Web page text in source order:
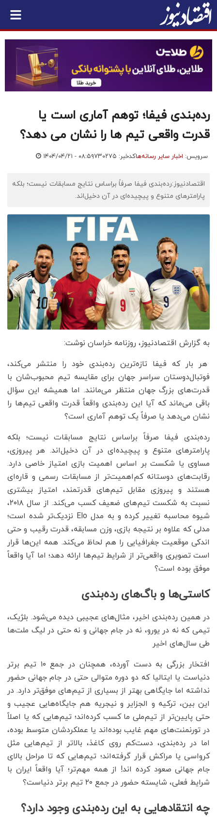
رده‌بندی فیفا؛ توهم آماری است یا
قدرت واقعی تیم ها را نشان می دهد؟
سرویس: اخبار سایر رسانه‌هاکدخبر: ۷۳۰۲۷۵ ۱۴۰۴/۰۴/۲۱ - ۰۸:۵۹
اقتصادنیوز:رده‌بندی فیفا صرفاً براساس نتایج مسابقات نیست؛ بلکه
پارامترهای متنوع و پیچیده‌ای در آن دخیل‌اند.
به گزارش اقتصادنیوز، روزنامه خراسان نوشت:
هر بار که فیفا تازه‌ترین رده‌بندی خود را منتشر می‌کند،
فوتبال‌دوستان سراسر جهان برای مقایسه تیم محبوب‌شان با
قدرت‌های بزرگ جهان منتظر می‌مانند. اما همیشه این سؤال
باقی می‌ماند که آیا این رده‌بندی واقعاً قدرت واقعی تیم‌ها را
نشان می‌دهد یا صرفاً یک توهم آماری است؟
رده‌بندی فیفا صرفاً براساس نتایج مسابقات نیست؛ بلکه
پارامترهای متنوع و پیچیده‌ای در آن دخیل‌اند. هر پیروزی،
مساوی یا شکست بر اساس اهمیت بازی امتیاز خاصی دارد.
رقابت‌های دوستانه کم‌اهمیت‌تر از مسابقات رسمی و قاره‌ای
هستند و پیروزی مقابل تیم‌های قدرتمند، امتیاز بیشتری
نسبت به شکست تیم‌های ضعیف کسب می‌کند. از سال ۲۰۱۸،
شیوه محاسبه تغییر کرده و به مدل Elo نزدیک‌تر شده است؛
مدلی که علاوه بر نتیجه بازی، وزن مسابقه، قدرت رقیب و حتی
اندکی موقعیت جغرافیایی را هم لحاظ می‌کند. همه این‌ها قرار
است تصویری واقعی‌تر از شرایط تیم‌ها ارائه دهد؛ اما آیا واقعاً
موفق بوده است؟
کاستی‌ها و باگ‌های رده‌بندی
در همین رده‌بندی اخیر، مثال‌های عجیبی دیده می‌شود. بلژیک،
تیمی که نه در یورو، نه در جام جهانی و نه حتی در لیگ ملت‌ها
طی سال‌های اخیر
افتخار بزرگی به دست آورده، همچنان در جمع ۱۰ تیم برتر
دنیاست یا ایتالیا که دو دوره متوالی حتی در جام جهانی حضور
نداشته اما جایگاهی بهتر از بسیاری از تیم‌های موفق‌تر دارد. در
این بین، ترکیه و الجزایر و نیجریه هم جایگاه‌هایی عجیب و
حتی پایین‌تر از تیم‌ملی ما کسب کرده‌اند؛ تیم‌هایی که یا اصلاً
در تورنمنت‌های مهم غایب بوده‌اند یا عملکردشان متوسط بوده،
اما در رده‌بندی، دست‌کم روی کاغذ، بالاتر از تیم‌هایی مثل
کرواسی یا مراکش قرار گرفته‌اند؛ تیم‌هایی که تا مراحل بالای
جام جهانی صعود کرده اند! از همه مهم‌تر؛ آیا واقعاً ایران با
شرایط فعلی، شایسته حضور در جمع ۲۰ تیم برتر دنیاست؟
چه انتقادهایی به این رده‌بندی وجود دارد؟